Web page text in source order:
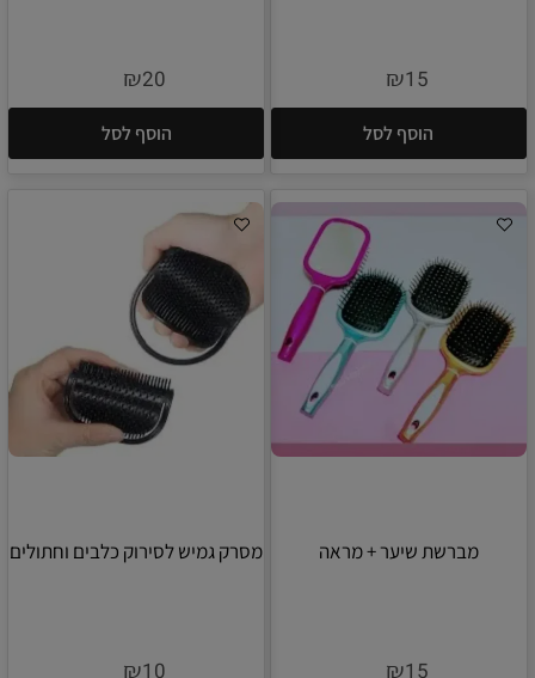
₪15
הוסף לסל
₪20
הוסף לסל
מברשת שיער + מראה
₪15
מסרק גמיש לסירוק כלבים וחתולים
₪10